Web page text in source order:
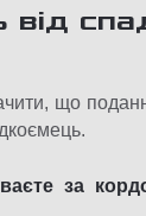
від
що
за